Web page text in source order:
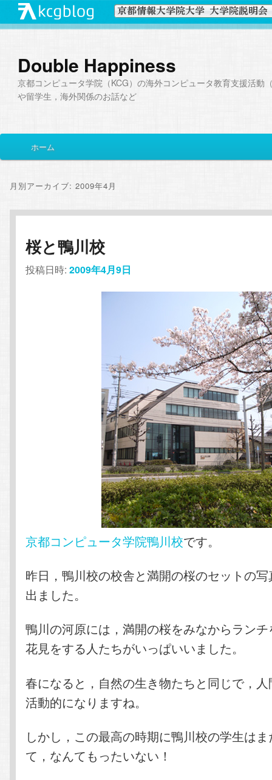
Double Happiness
京都コンピュータ学院（KCG）の海外コンピュータ教育支援活動
や留学生，海外関係のお話など
イ
メ
ン
コ
ン
サ
コ
ン
テ
ホーム
月別アーカイブ:2009年4月
桜と鴨川校
投稿日時:2009年4月9日
京都コンピュータ学院鴨川校です。
昨日，鴨川校の校舎と満開の桜のセットの
出ました。
鴨川の河原には，満開の桜をみなからラン
花見をする人たちがいっぱいいました。
春になると，自然の生き物たちと同じで，
活動的になりますね。
しかし，この最高の時期に鴨川校の学生は
て，なんてもったいない！